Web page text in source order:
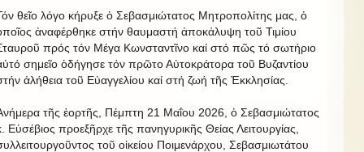
θεῖο λόγο κήρυξε ὁ Σεβασμιώτατος Μητροπολίτης μας, ὁ
ἀναφέρθηκε στήν θαυμαστή ἀποκάλυψη τοῦ Τιμίου
πρός τόν Μέγα Κωνσταντῖνο καί στό πῶς τό σωτήριο
σημεῖο ὁδήγησε τόν πρῶτο Αὐτοκράτορα τοῦ Βυζαντίου
ἀλήθεια τοῦ Εὐαγγελίου καί στή ζωή τῆς Ἐκκλησίας.
τῆς ἑορτῆς, Πέμπτη 21 Μαΐου 2026, ὁ Σεβασμιώτατος
Εὐσέβιος προεξῆρχε τῆς πανηγυρικῆς Θείας Λειτουργίας,
τοῦ οἰκείου Ποιμενάρχου, Σεβασμιωτάτου